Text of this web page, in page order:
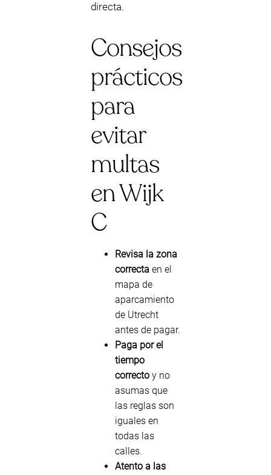
directa.
Consejos
prácticos
para
evitar
multas
en Wijk
C
Revisa la zona
correcta en el
mapa de
aparcamiento
de Utrecht
antes de pagar.
Paga por el
tiempo
correcto y no
asumas que
las reglas son
iguales en
todas las
calles.
Atento a las